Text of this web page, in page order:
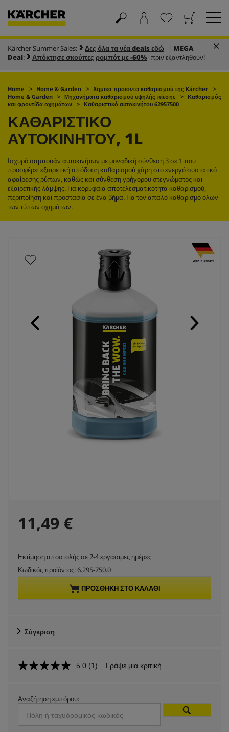
Καλάθι
Αγαπημένα
Kärcher Summer Sales: Δες όλα τα νέα deals εδώ | MEGA
Deal: Απόκτησε σκούπες ρομπότ με -60% πριν εξαντληθούν!
Home Home & Garden
Χημικά προϊόντα καθαρισμού της Kärcher
Home & Garden
Μηχανήματα καθαρισμού υψηλής πίεσης
Καθαρισμός
και φροντίδα οχημάτων
Καθαριστικό αυτοκινήτου 62957500
ΚΑΘΑΡΙΣΤΙΚΌ
ΑΥΤΟΚΙΝΉΤΟΥ, 1L
Ισχυρό σαμπουάν αυτοκινήτων με μοναδική σύνθεση 3 σε 1 που
προσφέρει εξαιρετική απόδοση καθαρισμού χάρη στο ενεργό συστατικό
αφαίρεσης ρύπων, καθώς και σύνθεση γρήγορου στεγνώματος και
εξαιρετικής λάμψης. Για κορυφαία αποτελεσματικότητα καθαρισμού,
περιποίηση και προστασία σε ένα βήμα. Για τον απαλό καθαρισμό όλων
των τύπων οχημάτων.
C
r
r
n
t
p
r
o
11,49 €
Εκτίμηση αποστολής σε 2-4 εργάσιμες ημέρες
Κωδικός προϊόντος:6.295-750.0
ΠΡΟΣΘΉΚΗ ΣΤΟ ΚΑΛΆΘΙ
Σύγκριση
5.0 (1) Γράψε μια κριτική
Αναζήτηση εμπόρου: